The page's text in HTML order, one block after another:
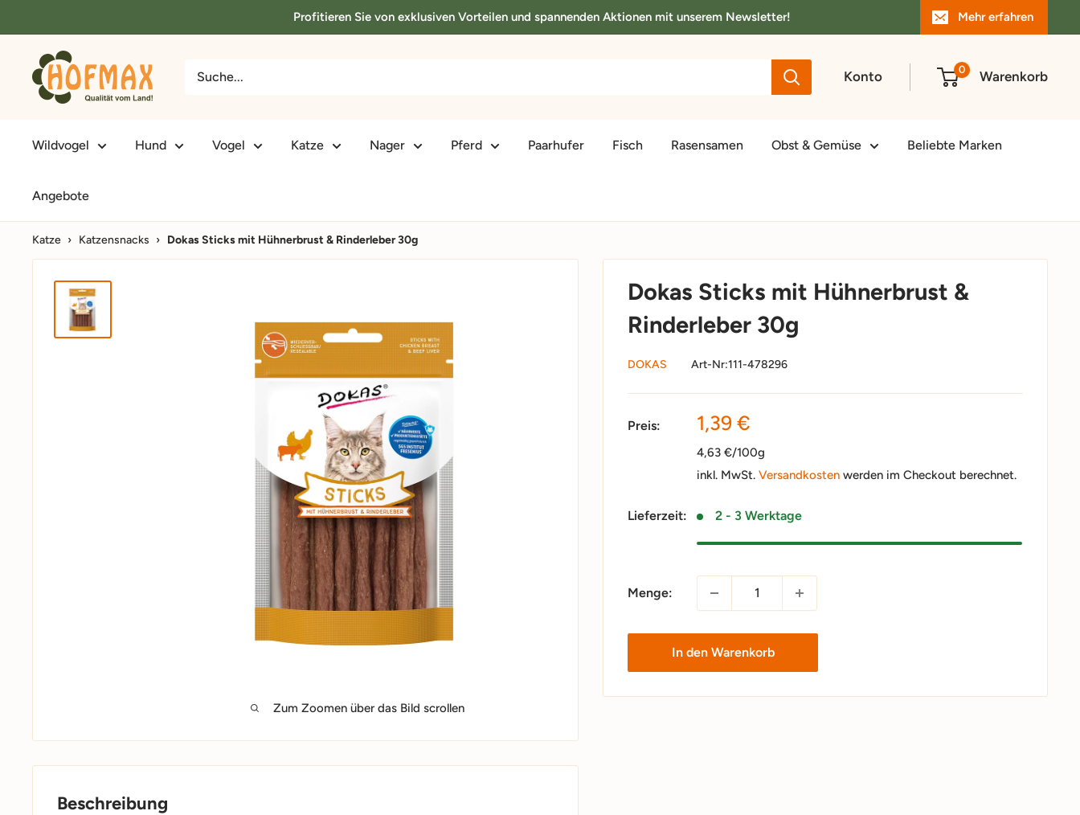
zum
Profitieren Sie von exklusiven Vorteilen und spannenden Aktionen mit unserem Newsletter! Mehr erfahren
hofmax.de
Konto 0 Warenkorb
Wildvogel Hund Vogel Katze Nager Pferd Paarhufer Fisch Rasensamen Obst & Gemüse Beliebte Marken
Angebote
Katze › Katzensnacks › Dokas Sticks mit Hühnerbrust & Rinderleber 30g
Zum Zoomen über das Bild scrollen
Dokas Sticks mit Hühnerbrust &
Rinderleber 30g
DOKAS Art-Nr:111-478296
Preis: Sonderpreis
1,39 €
4,63 €/100g
inkl. MwSt.Versandkosten werden im Checkout berechnet.
Lieferzeit: 2 - 3 Werktage
Menge:
In den Warenkorb
Beschreibung